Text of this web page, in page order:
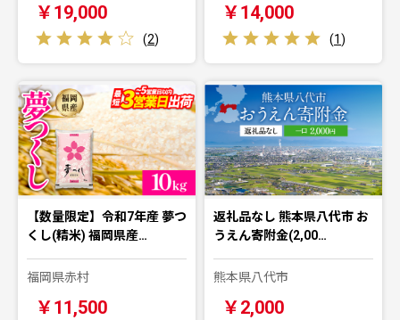
￥19,000
(2)
￥14,000
(1)
【数量限定】令和7年産 夢つ
くし(精米) 福岡県産…
福岡県赤村
￥11,500
返礼品なし 熊本県八代市 お
うえん寄附金(2,00…
熊本県八代市
￥2,000